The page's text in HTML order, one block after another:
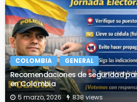
COLOMBIA GENERAL
Recomendaciones de seguridad
en Colombia
5 marzo, 2026 838 views